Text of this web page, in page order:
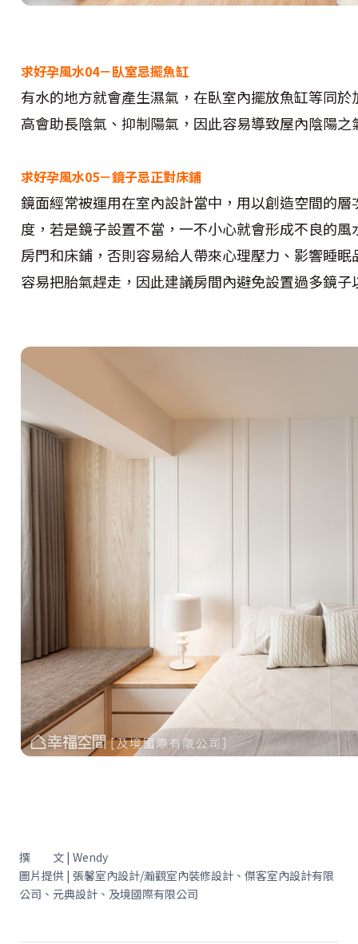
求好孕風水04－臥室忌擺魚缸
有水的地方就會產生濕氣，在臥室內擺放魚缸等同
高會助長陰氣、抑制陽氣，因此容易導致屋內陰陽
求好孕風水05－鏡子忌正對床鋪
鏡面經常被運用在室內設計當中，用以創造空間的
度，若是鏡子設置不當，一不小心就會形成不良的
房門和床鋪，否則容易給人帶來心理壓力、影響睡
容易把胎氣趕走，因此建議房間內避免設置過多鏡
撰 文 | Wendy
圖片提供 | 張馨室內設計/瀚觀室內裝修設計、傑客室內設計有限
公司、元典設計、及境國際有限公司